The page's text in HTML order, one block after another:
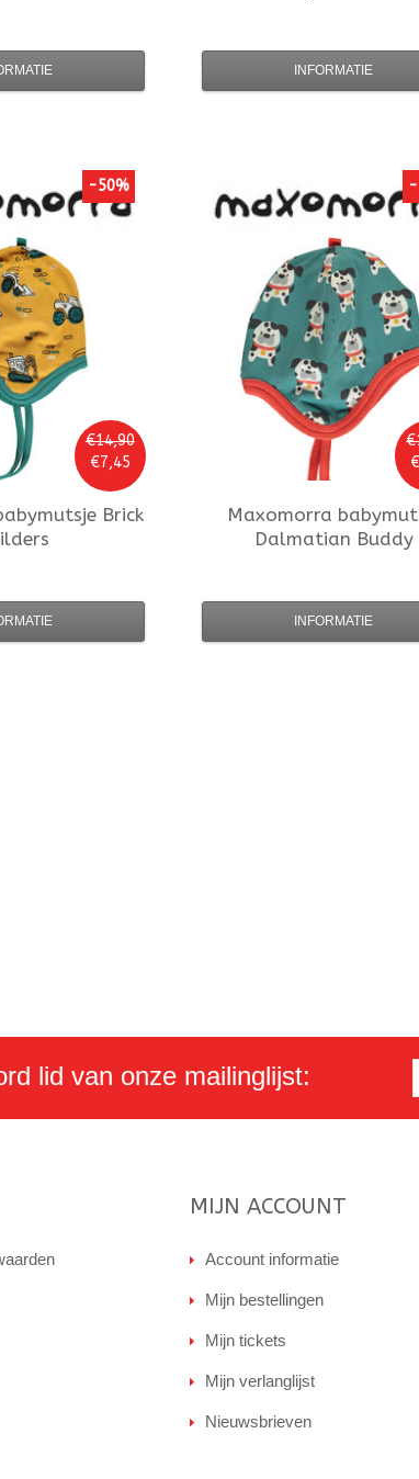
INFORMATIE
€14,90
€7,45
-50%
Brick
-
Maxomorra
Dalmatian Buddy
INFORMATIE
lid van onze mailinglijst:
MIJN ACCOUNT
Account informatie
Mijn bestellingen
Mijn tickets
Mijn verlanglijst
Nieuwsbrieven